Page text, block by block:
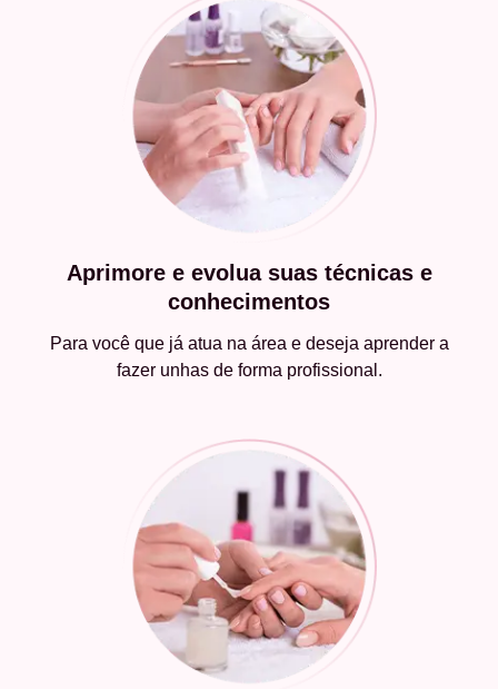
Aprimore e evolua suas técnicas e
conhecimentos
Para você que já atua na área e deseja aprender a
fazer unhas de forma profissional.